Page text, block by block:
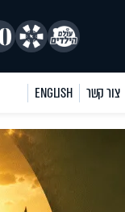
צור קשר ENGLISH